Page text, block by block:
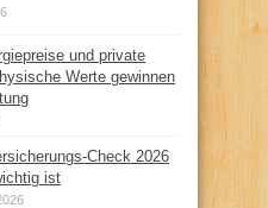
und private
Werte gewinnen
Check 2026
ist